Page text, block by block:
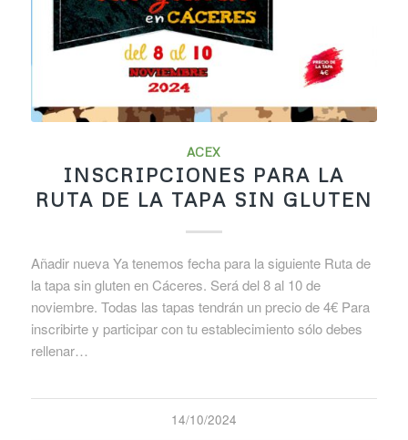
ACEX
INSCRIPCIONES PARA LA
RUTA DE LA TAPA SIN GLUTEN
Añadir nueva Ya tenemos fecha para la siguiente Ruta de
la tapa sin gluten en Cáceres. Será del 8 al 10 de
noviembre. Todas las tapas tendrán un precio de 4€ Para
inscribirte y participar con tu establecimiento sólo debes
rellenar…
14/10/2024